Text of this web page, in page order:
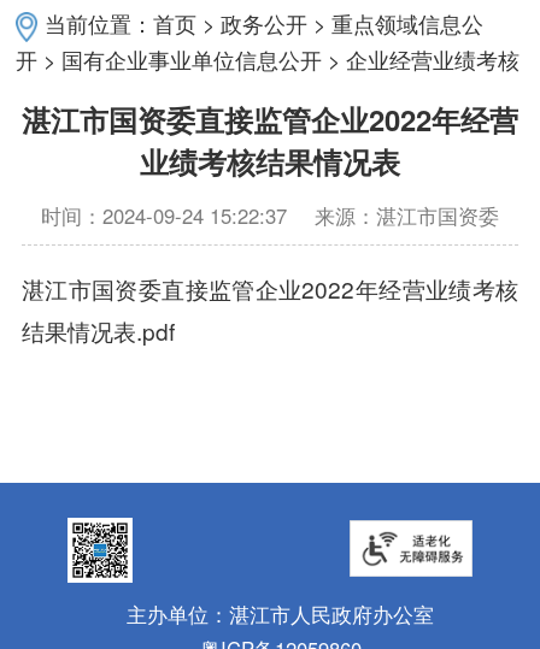
当前位置：首页 >政务公开 >重点领域信息公
开 > 国有企业事业单位信息公开 >企业经营业绩考核
湛江市国资委直接监管企业2022年经营
业绩考核结果情况表
时间：2024-09-24 15:22:37 来源：湛江市国资委
湛江市国资委直接监管企业2022年经营业绩考核
结果情况表.pdf
主办单位：湛江市人民政府办公室